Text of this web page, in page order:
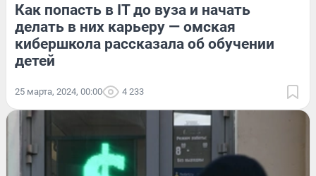
Как попасть в IT до вуза и начать
делать в них карьеру — омская
кибершкола рассказала об обучении
детей
25 марта, 2024, 00:00 4 233